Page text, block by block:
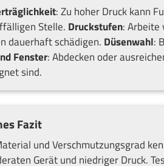
: Zu hoher Druck kann
Stelle. Druckstufen: Arbeite
dauerhaft schädigen. Düsenwahl:
Fenster: Abdecken oder
sind.
Fazit
und Verschmutzungsgrad
Gerät und niedriger Druck.